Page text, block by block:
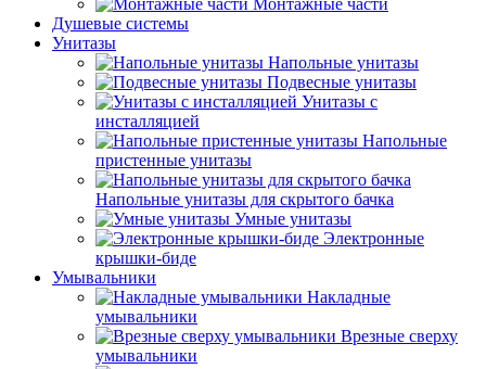
Монтажные части
Душевые системы
Унитазы
Напольные унитазы
Подвесные унитазы
Унитазы с
инсталляцией
Напольные
пристенные унитазы
Напольные унитазы для скрытого бачка
Умные унитазы
Электронные
крышки-биде
Умывальники
Накладные
умывальники
Врезные сверху
умывальники